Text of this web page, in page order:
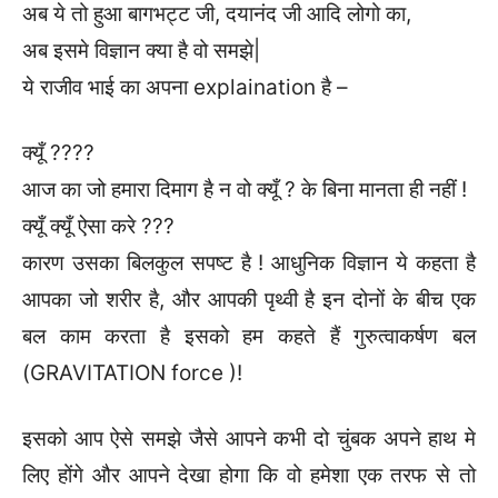
अब ये तो हुआ बागभट्ट जी, दयानंद जी आदि लोगो का,
अब इसमे विज्ञान क्या है वो समझे|
ये राजीव भाई का अपना explaination है –
क्यूँ ????
आज का जो हमारा दिमाग है न वो क्यूँ ? के बिना मानता ही नहीं !
क्यूँ क्यूँ ऐसा करे ???
कारण उसका बिलकुल सपष्ट है ! आधुनिक विज्ञान ये कहता है
आपका जो शरीर है, और आपकी पृथ्वी है इन दोनों के बीच एक
बल काम करता है इसको हम कहते हैं गुरुत्वाकर्षण बल
(GRAVITATION force )!
इसको आप ऐसे समझे जैसे आपने कभी दो चुंबक अपने हाथ मे
लिए होंगे और आपने देखा होगा कि वो हमेशा एक तरफ से तो